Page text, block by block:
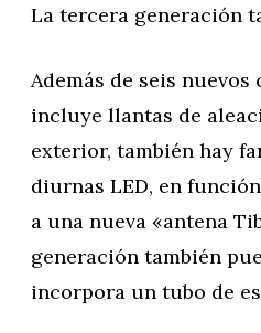
La tercera generación
Además de seis
incluye llantas de
exterior, también hay
diurnas LED, en
a una nueva «antena
generación también
incorpora un tubo de